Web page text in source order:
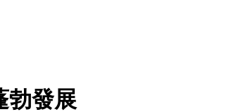
勃發展